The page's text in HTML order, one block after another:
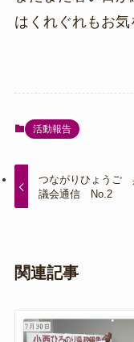
はくれぐれもお気
活動報告
つながりひょうご
議会通信 No.2
関連記事